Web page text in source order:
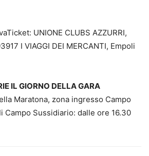
UNIONE CLUBS AZZURRI,
I VIAGGI DEI MERCANTI, Empoli
IL GIORNO DELLA GARA
Maratona, zona ingresso Campo
Campo Sussidiario: dalle ore 16.30